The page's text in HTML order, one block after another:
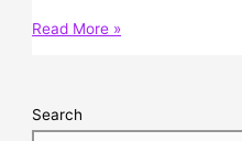
Read More »
Search